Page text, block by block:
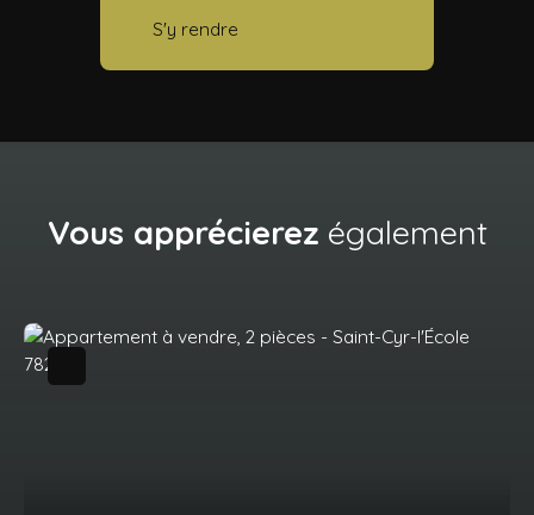
S'y rendre
Vous apprécierez également